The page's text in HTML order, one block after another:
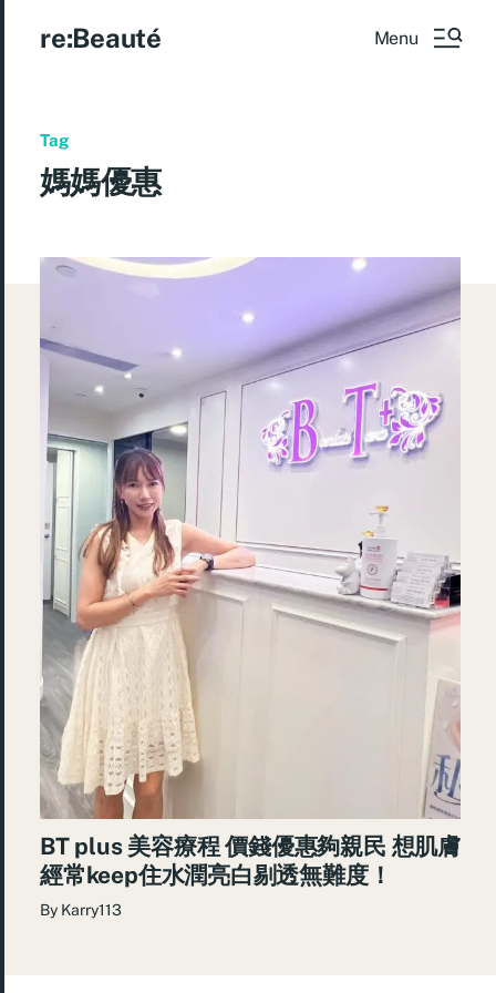
re:Beauté Menu
Tag
媽媽優惠
BT plus 美容療程 價錢優惠夠親民 想肌膚
經常keep住水潤亮白剔透無難度！
By Karry113